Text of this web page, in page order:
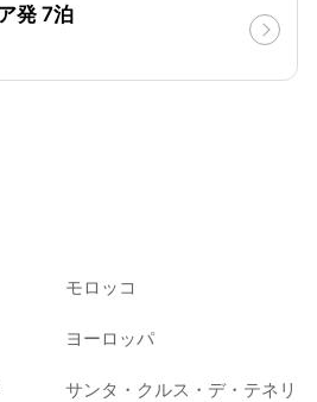
発 7泊
モロッコ
ヨーロッパ
サンタ・クルス・デ・テネリ